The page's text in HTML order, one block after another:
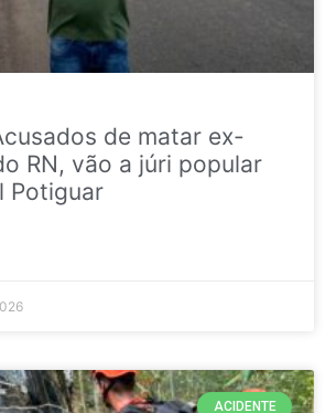
de matar ex-
RN, vão a júri popular
Potiguar
ACIDENTE